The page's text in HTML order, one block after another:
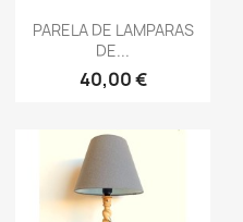
 Vista rápida
PARELA DE LAMPARAS
DE...
40,00 €